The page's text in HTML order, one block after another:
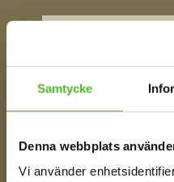
Samtycke
Denna webbplats
Vi använder